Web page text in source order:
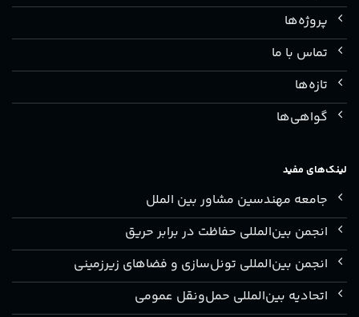
پروژه‌ها
تماس با ما
تازه‌ها
گواهی‌ها
لینک‌های مفید
جامعه مهندسین مشاور بین الملل
انجمن بین‌المللی حفاظت در برابر حریق
انجمن بین‌المللی تونل‌سازی و فضاهای زیرزمینی
اتحادیه بین‌المللی حمل‌ونقل عمومی